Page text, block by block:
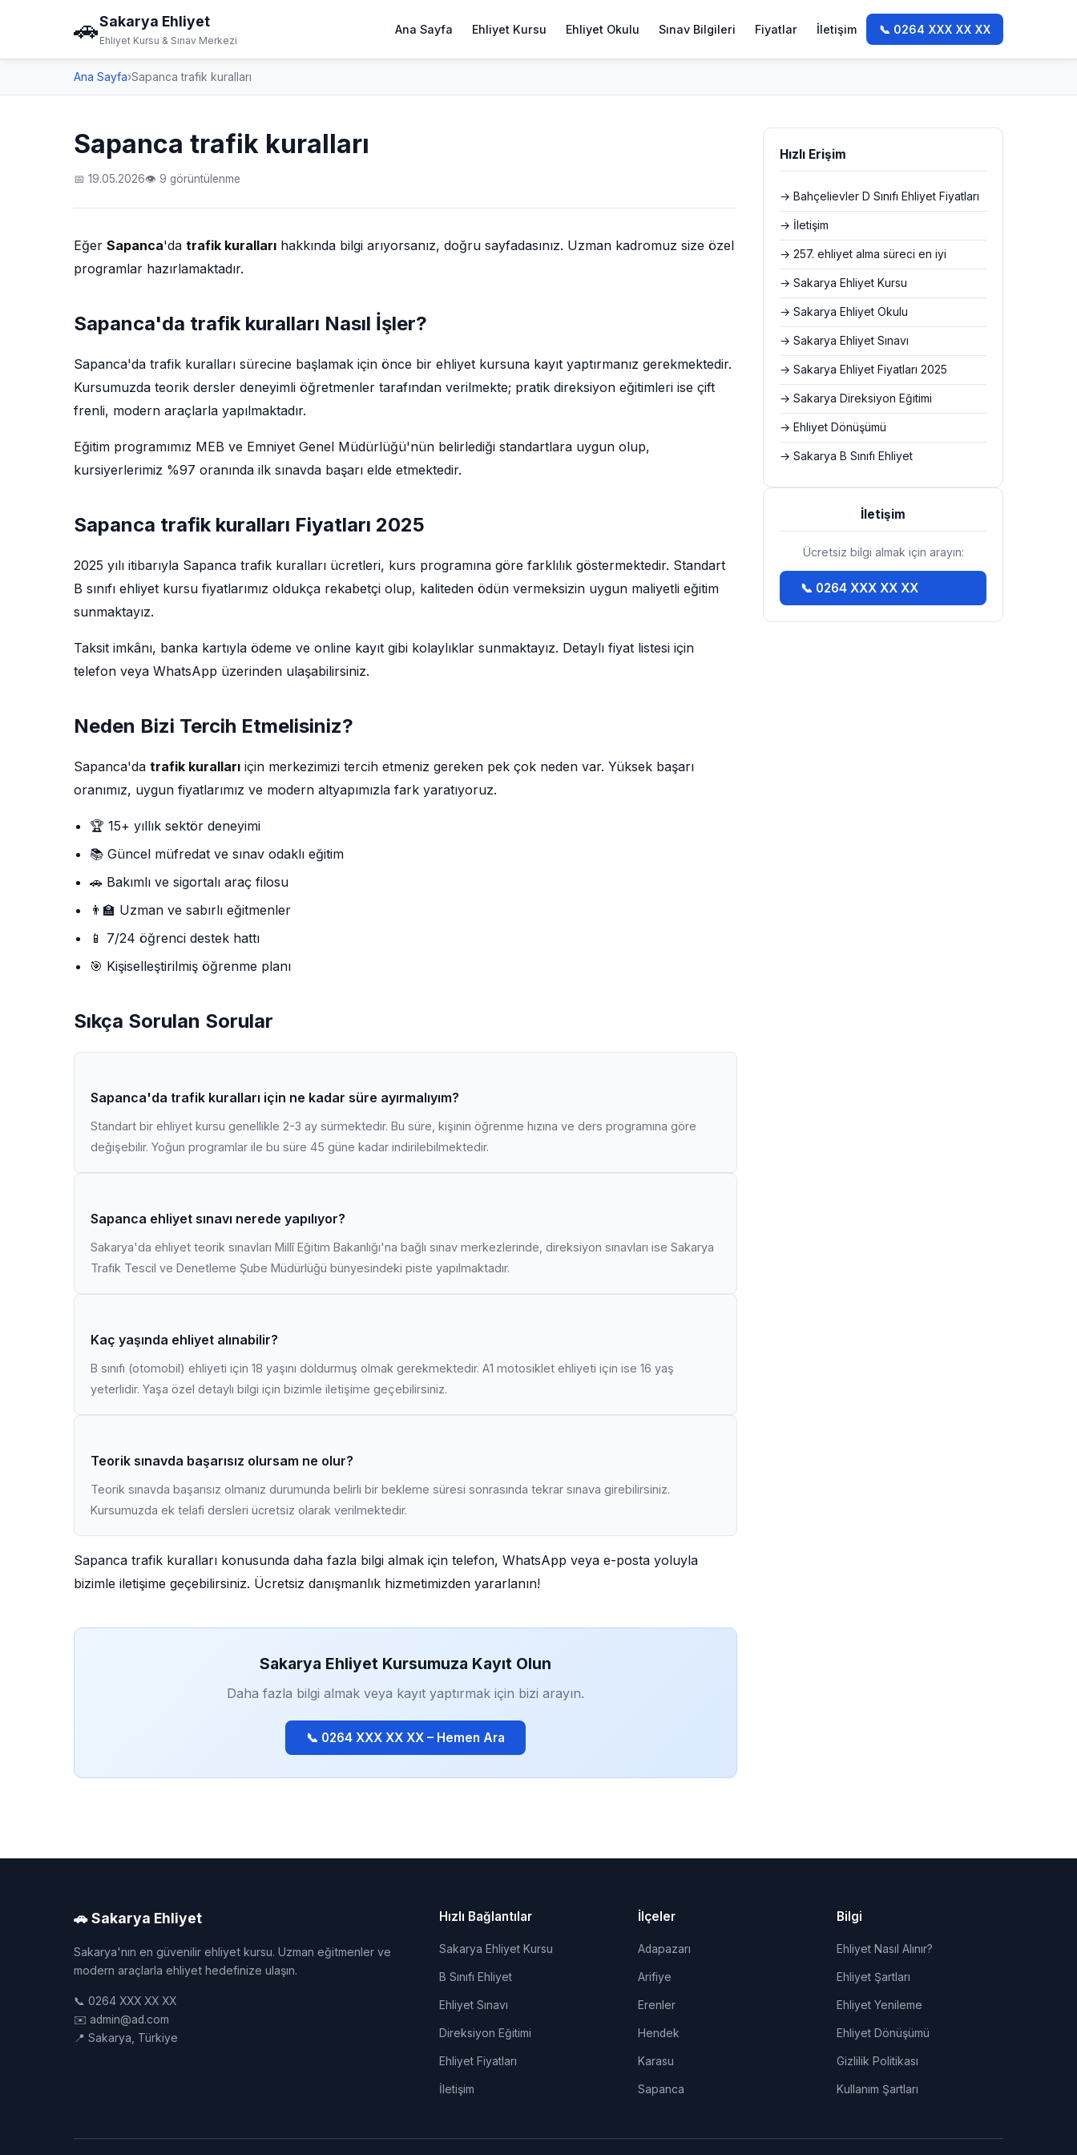
🚗Sakarya Ehliyet
Ehliyet Kursu & Sınav Merkezi
Ana Sayfa Ehliyet Kursu Ehliyet Okulu Sınav Bilgileri Fiyatlar İletişim 📞 0264 XXX XX XX
Ana Sayfa›Sapanca trafik kuralları
Sapanca trafik kuralları
📅 19.05.2026👁 9 görüntülenme
Eğer Sapanca'da trafik kuralları hakkında bilgi arıyorsanız, doğru sayfadasınız. Uzman kadromuz size özel
programlar hazırlamaktadır.
Sapanca'da trafik kuralları Nasıl İşler?
Sapanca'da trafik kuralları sürecine başlamak için önce bir ehliyet kursuna kayıt yaptırmanız gerekmektedir.
Kursumuzda teorik dersler deneyimli öğretmenler tarafından verilmekte; pratik direksiyon eğitimleri ise çift
frenli, modern araçlarla yapılmaktadır.
Eğitim programımız MEB ve Emniyet Genel Müdürlüğü'nün belirlediği standartlara uygun olup,
kursiyerlerimiz %97 oranında ilk sınavda başarı elde etmektedir.
Sapanca trafik kuralları Fiyatları 2025
2025 yılı itibarıyla Sapanca trafik kuralları ücretleri, kurs programına göre farklılık göstermektedir. Standart
B sınıfı ehliyet kursu fiyatlarımız oldukça rekabetçi olup, kaliteden ödün vermeksizin uygun maliyetli eğitim
sunmaktayız.
Taksit imkânı, banka kartıyla ödeme ve online kayıt gibi kolaylıklar sunmaktayız. Detaylı fiyat listesi için
telefon veya WhatsApp üzerinden ulaşabilirsiniz.
Neden Bizi Tercih Etmelisiniz?
Sapanca'da trafik kuralları için merkezimizi tercih etmeniz gereken pek çok neden var. Yüksek başarı
oranımız, uygun fiyatlarımız ve modern altyapımızla fark yaratıyoruz.
🏆 15+ yıllık sektör deneyimi
📚 Güncel müfredat ve sınav odaklı eğitim
🚗 Bakımlı ve sigortalı araç filosu
👨‍🏫 Uzman ve sabırlı eğitmenler
📱 7/24 öğrenci destek hattı
🎯 Kişiselleştirilmiş öğrenme planı
Sıkça Sorulan Sorular
Sapanca'da trafik kuralları için ne kadar süre ayırmalıyım?
Standart bir ehliyet kursu genellikle 2-3 ay sürmektedir. Bu süre, kişinin öğrenme hızına ve ders programına göre
değişebilir. Yoğun programlar ile bu süre 45 güne kadar indirilebilmektedir.
Sapanca ehliyet sınavı nerede yapılıyor?
Sakarya'da ehliyet teorik sınavları Millî Eğitim Bakanlığı'na bağlı sınav merkezlerinde, direksiyon sınavları ise Sakarya
Trafik Tescil ve Denetleme Şube Müdürlüğü bünyesindeki piste yapılmaktadır.
Kaç yaşında ehliyet alınabilir?
B sınıfı (otomobil) ehliyeti için 18 yaşını doldurmuş olmak gerekmektedir. A1 motosiklet ehliyeti için ise 16 yaş
yeterlidir. Yaşa özel detaylı bilgi için bizimle iletişime geçebilirsiniz.
Teorik sınavda başarısız olursam ne olur?
Teorik sınavda başarısız olmanız durumunda belirli bir bekleme süresi sonrasında tekrar sınava girebilirsiniz.
Kursumuzda ek telafi dersleri ücretsiz olarak verilmektedir.
Sapanca trafik kuralları konusunda daha fazla bilgi almak için telefon, WhatsApp veya e-posta yoluyla
bizimle iletişime geçebilirsiniz. Ücretsiz danışmanlık hizmetimizden yararlanın!
Sakarya Ehliyet Kursumuza Kayıt Olun
Daha fazla bilgi almak veya kayıt yaptırmak için bizi arayın.
📞 0264 XXX XX XX – Hemen Ara
Hızlı Erişim
→ Bahçelievler D Sınıfı Ehliyet Fiyatları
→ İletişim
→ 257. ehliyet alma süreci en iyi
→ Sakarya Ehliyet Kursu
→ Sakarya Ehliyet Okulu
→ Sakarya Ehliyet Sınavı
→ Sakarya Ehliyet Fiyatları 2025
→ Sakarya Direksiyon Eğitimi
→ Ehliyet Dönüşümü
→ Sakarya B Sınıfı Ehliyet
İletişim
Ücretsiz bilgi almak için arayın:
📞 0264 XXX XX XX
🚗 Sakarya Ehliyet
Sakarya'nın en güvenilir ehliyet kursu. Uzman eğitmenler ve
modern araçlarla ehliyet hedefinize ulaşın.
📞 0264 XXX XX XX
✉️ admin@ad.com
📍 Sakarya, Türkiye
Hızlı Bağlantılar
Sakarya Ehliyet Kursu
B Sınıfı Ehliyet
Ehliyet Sınavı
Direksiyon Eğitimi
Ehliyet Fiyatları
İletişim
İlçeler
Adapazarı
Arifiye
Erenler
Hendek
Karasu
Sapanca
Bilgi
Ehliyet Nasıl Alınır?
Ehliyet Şartları
Ehliyet Yenileme
Ehliyet Dönüşümü
Gizlilik Politikası
Kullanım Şartları